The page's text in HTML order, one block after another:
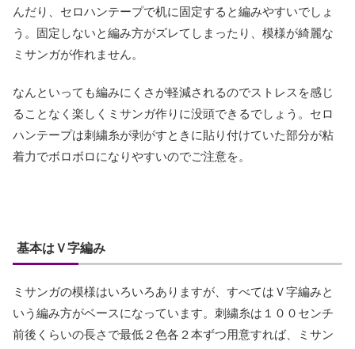
んだり、セロハンテープで机に固定すると編みやすいでしょ
う。固定しないと編み方がズレてしまったり、模様が綺麗な
ミサンガが作れません。
なんといっても編みにくさが軽減されるのでストレスを感じ
ることなく楽しくミサンガ作りに没頭できるでしょう。セロ
ハンテープは刺繍糸が剥がすときに貼り付けていた部分が粘
着力でボロボロになりやすいのでご注意を。
基本はＶ字編み
ミサンガの模様はいろいろありますが、すべてはＶ字編みと
いう編み方がベースになっています。刺繍糸は１００センチ
前後くらいの長さで最低２色各２本ずつ用意すれば、ミサン